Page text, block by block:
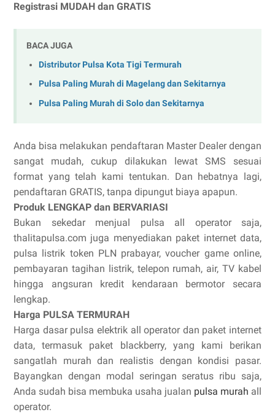
Registrasi MUDAH dan GRATIS
BACA JUGA
Distributor Pulsa Kota Tigi Termurah
Pulsa Paling Murah di Magelang dan Sekitarnya
Pulsa Paling Murah di Solo dan Sekitarnya
Anda bisa melakukan pendaftaran Master Dealer dengan
sangat mudah, cukup dilakukan lewat SMS sesuai
format yang telah kami tentukan. Dan hebatnya lagi,
pendaftaran GRATIS, tanpa dipungut biaya apapun.
Produk LENGKAP dan BERVARIASI
Bukan sekedar menjual pulsa all operator saja,
thalitapulsa.com juga menyediakan paket internet data,
pulsa listrik token PLN prabayar, voucher game online,
pembayaran tagihan listrik, telepon rumah, air, TV kabel
hingga angsuran kredit kendaraan bermotor secara
lengkap.
Harga PULSA TERMURAH
Harga dasar pulsa elektrik all operator dan paket internet
data, termasuk paket blackberry, yang kami berikan
sangatlah murah dan realistis dengan kondisi pasar.
Bayangkan dengan modal seringan seratus ribu saja,
Anda sudah bisa membuka usaha jualan pulsa murah all
operator.